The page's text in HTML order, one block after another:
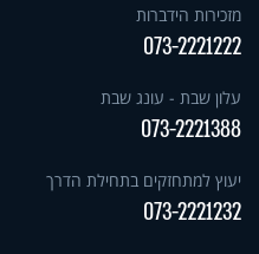
מזכירות הידברות
073-2221222
עלון שבת - עונג שבת
073-2221388
יעוץ למתחזקים בתחילת הדרך
073-2221232